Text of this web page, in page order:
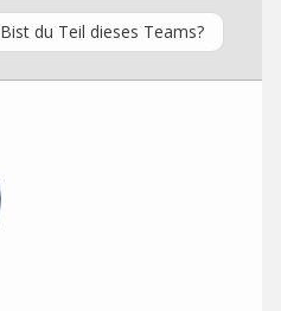
Bist du Teil dieses Teams?